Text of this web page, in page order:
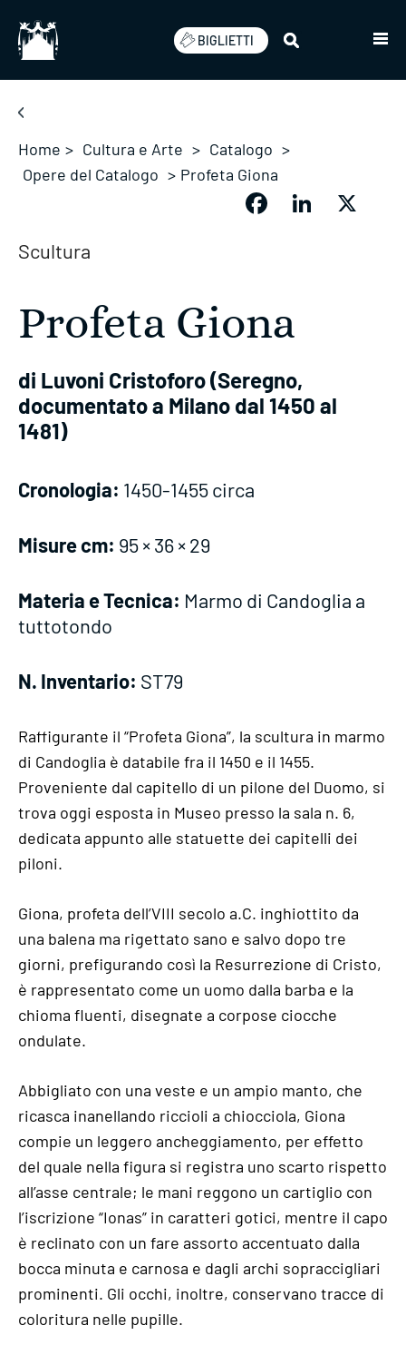
BIGLIETTI
Home > Cultura e Arte > Catalogo >
Opere del Catalogo > Profeta Giona
FacebookLinkedIn
Scultura
Profeta Giona
di Luvoni Cristoforo (Seregno,
documentato a Milano dal 1450 al
1481)
Cronologia: 1450-1455 circa
Misure cm: 95 × 36 × 29
Materia e Tecnica: Marmo di Candoglia a
tuttotondo
N. Inventario: ST79
Raffigurante il “Profeta Giona”, la scultura in marmo
di Candoglia è databile fra il 1450 e il 1455.
Proveniente dal capitello di un pilone del Duomo, si
trova oggi esposta in Museo presso la sala n. 6,
dedicata appunto alle statuette dei capitelli dei
piloni.
Giona, profeta dell’VIII secolo a.C. inghiottito da
una balena ma rigettato sano e salvo dopo tre
giorni, prefigurando così la Resurrezione di Cristo,
è rappresentato come un uomo dalla barba e la
chioma fluenti, disegnate a corpose ciocche
ondulate.
Abbigliato con una veste e un ampio manto, che
ricasca inanellando riccioli a chiocciola, Giona
compie un leggero ancheggiamento, per effetto
del quale nella figura si registra uno scarto rispetto
all’asse centrale; le mani reggono un cartiglio con
l’iscrizione “Ionas” in caratteri gotici, mentre il capo
è reclinato con un fare assorto accentuato dalla
bocca minuta e carnosa e dagli archi sopraccigliari
prominenti. Gli occhi, inoltre, conservano tracce di
coloritura nelle pupille.